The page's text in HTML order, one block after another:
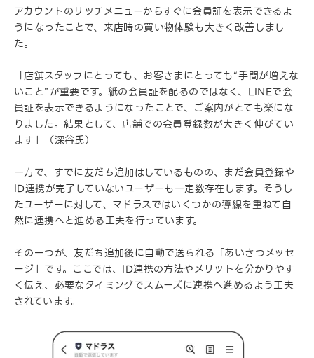
アカウントのリッチメニューからすぐに会員証を表示できるよ
うになったことで、来店時の買い物体験も大きく改善しまし
た。
「店舗スタッフにとっても、お客さまにとっても“手間が増えな
いこと”が重要です。紙の会員証を配るのではなく、LINEで会
員証を表示できるようになったことで、ご案内がとても楽にな
りました。結果として、店舗での会員登録数が大きく伸びてい
ます」（深谷氏）
一方で、すでに友だち追加はしているものの、まだ会員登録や
ID連携が完了していないユーザーも一定数存在します。そうし
たユーザーに対して、マドラスではいくつかの導線を重ねて自
然に連携へと進める工夫を行っています。
その一つが、友だち追加後に自動で送られる「あいさつメッセ
ージ」です。ここでは、ID連携の方法やメリットを分かりやす
く伝え、必要なタイミングでスムーズに連携へ進めるよう工夫
されています。